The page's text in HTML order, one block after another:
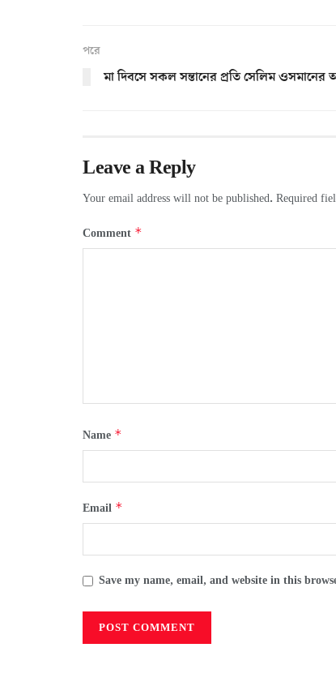
পরে
মা দিবসে সকল সন্তানের প্রতি সেলিম ওসমানের
Leave a Reply
Your email address will not be published. Required
Comment *
Name *
Email *
Save my name, email, and website in this